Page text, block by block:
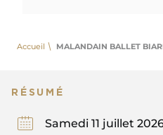
Accueil MALANDAIN BALLET
RÉSUMÉ
Samedi 11 juillet